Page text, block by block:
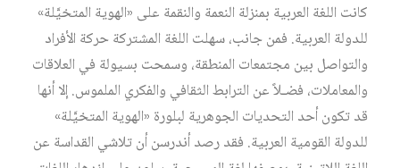
كانت اللغة العربية بمنزلة النعمة والنقمة على «الهوية المتخيَّلة»
للدولة العربية. فمن جانب، سهلت اللغة المشتركة حركة الأفراد
والتواصل بين مجتمعات المنطقة، وسمحت بسيولة في العلاقات
والمعاملات، فضـلاً عن الترابط الثقافي والفكري الملموس. إلا أنها
قد تكون أحد التحديات الجوهرية لبلورة «الهوية المتخيَّلة»
للدولة القومية العربية. فقد رصد أندرسن أن تلاشي القداسة عن